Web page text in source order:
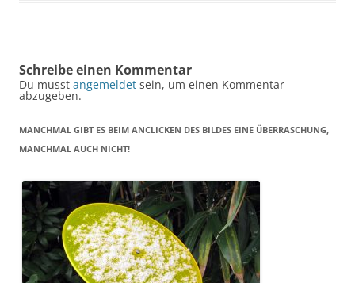
Schreibe einen Kommentar
Du musst angemeldet sein, um einen Kommentar
abzugeben.
MANCHMAL GIBT ES BEIM ANCLICKEN DES BILDES EINE ÜBERRASCHUNG,
MANCHMAL AUCH NICHT!